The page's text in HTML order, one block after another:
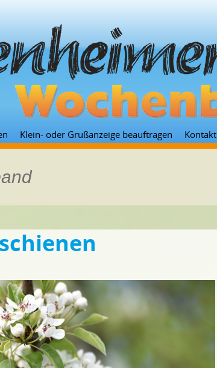
Zum
Inhalt
Klein- oder Grußanzeige beauftragen Kontakt